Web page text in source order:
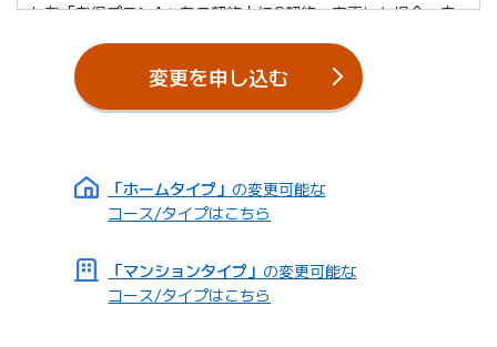
なお「お得プランA」をご契約中にG契約へ変更した場合、自
解約となります。
また「BIGLOBE光 auひかり・ガード」コースから「BIGLOBE
末日で自動的に解約されます。総合セキュリティをご希望の場
合は、セキュリティセット・プレミアム （新しいタブで開きます）
通信速度について
変更を申し込む
「ホームタイプ」 の変更可能な
コース/タイプはこちら
「マンションタイプ」 の変更可能な
コース/タイプはこちら